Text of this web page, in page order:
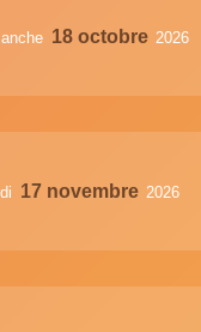
18 octobre 2026
17 novembre 2026